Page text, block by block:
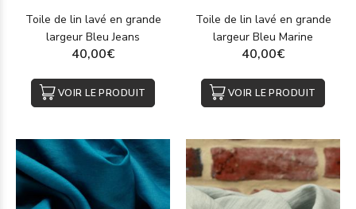
Toile de lin lavé en grande
largeur Bleu Jeans
40,00€
VOIR LE PRODUIT
Toile de lin lavé en grande
largeur Bleu Marine
40,00€
VOIR LE PRODUIT